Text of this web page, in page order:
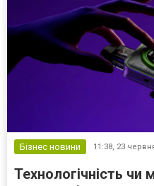
Бізнес новини 11:38, 23
Технологічність чи